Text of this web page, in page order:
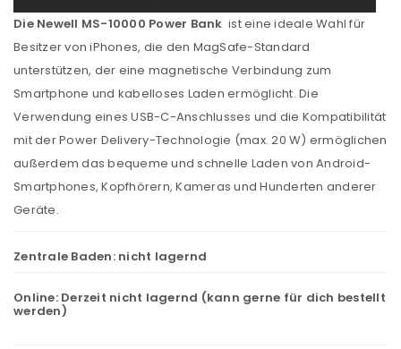
Die Newell MS-10000 Power Bank ist eine ideale Wahl für
Besitzer von iPhones, die den MagSafe-Standard
unterstützen, der eine magnetische Verbindung zum
Smartphone und kabelloses Laden ermöglicht. Die
Verwendung eines USB-C-Anschlusses und die Kompatibilität
mit der Power Delivery-Technologie (max. 20 W) ermöglichen
außerdem das bequeme und schnelle Laden von Android-
Smartphones, Kopfhörern, Kameras und Hunderten anderer
Geräte.
Zentrale Baden: nicht lagernd
Online: Derzeit nicht lagernd (kann gerne für dich bestellt
werden)